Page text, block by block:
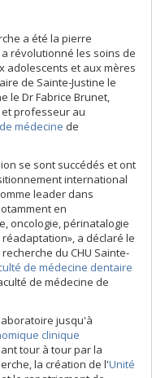
a été la pierre
révolutionné les soins de
adolescents et aux mères
de Sainte-Justine le
le Dr Fabrice Brunet,
et professeur au
médecine de
se sont succédés et ont
international
leader dans
en
oncologie, périnatalogie
a déclaré le
du CHU Sainte-
de médecine dentaire
de médecine de
jusqu'à
clinique
tour à tour par la
la création de l'Unité